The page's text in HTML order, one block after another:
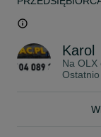
Karol
Na OLX